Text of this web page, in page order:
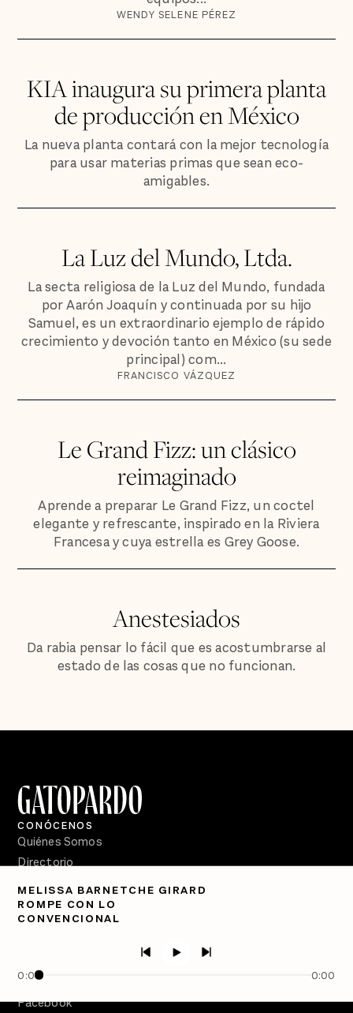
WENDY SELENE PÉREZ
KIA inaugura su primera planta
de producción en México
La nueva planta contará con la mejor tecnología
para usar materias primas que sean eco-
amigables.
La Luz del Mundo, Ltda.
La secta religiosa de la Luz del Mundo, fundada
por Aarón Joaquín y continuada por su hijo
Samuel, es un extraordinario ejemplo de rápido
crecimiento y devoción tanto en México (su sede
principal) com...
FRANCISCO VÁZQUEZ
Le Grand Fizz: un clásico
reimaginado
Aprende a preparar Le Grand Fizz, un coctel
elegante y refrescante, inspirado en la Riviera
Francesa y cuya estrella es Grey Goose.
Anestesiados
Da rabia pensar lo fácil que es acostumbrarse al
estado de las cosas que no funcionan.
MELISSA BARNETCHE GIRARD
ROMPE CON LO
CONVENCIONAL
0:00 0:00
CONÓCENOS
Quiénes Somos
Directorio
PÓDCASTS
Semanario Gatopardo
Facebook